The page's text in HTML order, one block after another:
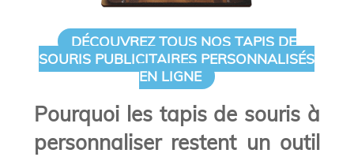
DÉCOUVREZ TOUS NOS TAPIS DE
SOURIS PUBLICITAIRES PERSONNALISÉS
EN LIGNE
Pourquoi les tapis de souris à
personnaliser restent un outil